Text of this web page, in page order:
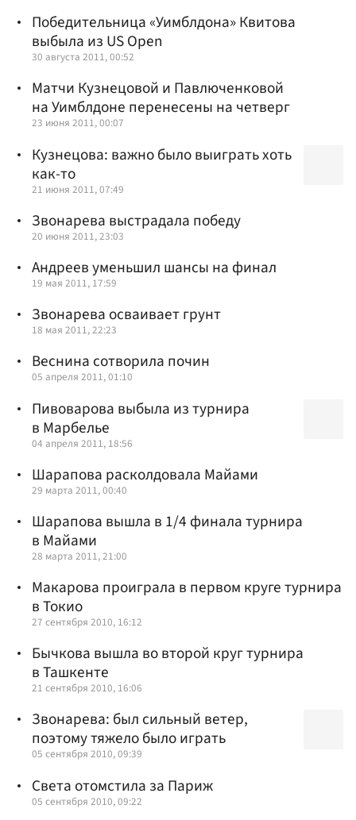
Победительница «Уимблдона» Квитова
выбыла из US Open
30 августа 2011, 00:52
Матчи Кузнецовой и Павлюченковой
на Уимблдоне перенесены на четверг
23 июня 2011, 00:07
Кузнецова: важно было выиграть хоть
как-то
21 июня 2011, 07:49
Звонарева выстрадала победу
20 июня 2011, 23:03
Андреев уменьшил шансы на финал
19 мая 2011, 17:59
Звонарева осваивает грунт
18 мая 2011, 22:23
Веснина сотворила почин
05 апреля 2011, 01:10
Пивоварова выбыла из турнира
в Марбелье
04 апреля 2011, 18:56
Шарапова расколдовала Майами
29 марта 2011, 00:40
Шарапова вышла в 1/4 финала турнира
в Майами
28 марта 2011, 21:00
Макарова проиграла в первом круге турнира
в Токио
27 сентября 2010, 16:12
Бычкова вышла во второй круг турнира
в Ташкенте
21 сентября 2010, 16:06
Звонарева: был сильный ветер,
поэтому тяжело было играть
05 сентября 2010, 09:39
Света отомстила за Париж
05 сентября 2010, 09:22